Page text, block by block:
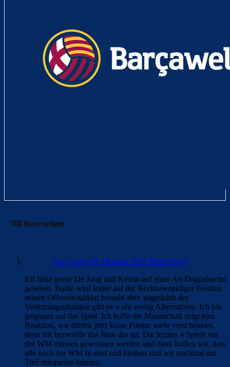
108 Kommentare
Xavi_Gavi 29. Oktober 2022 Beim 20:10
Ich hätte gerne De Jong und Kessie auf einer Art Doppelsechs
gesehen. Balde wird leider auf der Rechtsverteidiger Position
seinen Offensivstärken beraubt aber angesichts der
Verletzungssituation gibt es wohl wenig Alternativen. Ich bin
gespannt auf das Spiel. Ich hoffe die Mannschaft zeigt eine
Reaktion, wir dürfen jetzt keine Punkte mehr verschenken,
denn ich bezweifle das Real das tut. Die letzten 4 Spiele vor
der WM müssen gewonnen werden und dann hoffen wir, dass
alle nach der WM fit sind und bleiben und wir nochmal um
Titel mitspielen können.